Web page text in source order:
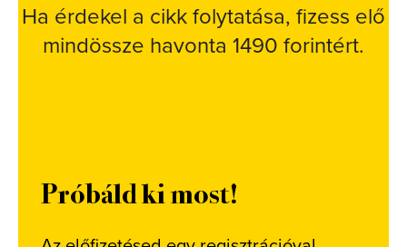
Ha érdekel a cikk folytatása, fizess elő
mindössze havonta 1490 forintért.
Próbáld ki most!